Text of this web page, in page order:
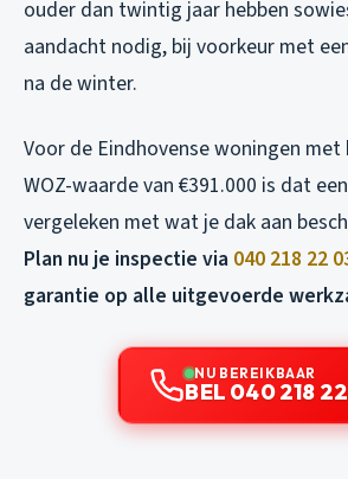
ouder dan twintig jaar hebben
aandacht nodig, bij voorkeur met
na de winter.
Voor de Eindhovense woningen
WOZ-waarde van €391.000 is dat
vergeleken met wat je dak aan
Plan nu je inspectie via 040 218 22
garantie op alle uitgevoerde
NU BEREIKBAAR
BEL 040 218